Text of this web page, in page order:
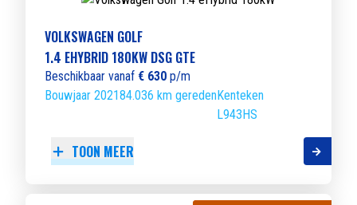
VOLKSWAGEN GOLF
1.4 EHYBRID 180KW DSG GTE
Beschikbaar vanaf € 630 p/m
Bouwjaar 202184.036 km geredenKenteken
L943HS
TOON MEER